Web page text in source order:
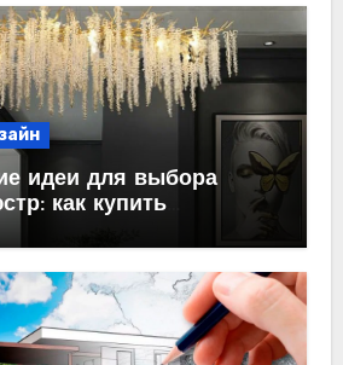
идеи для выбора
как купить